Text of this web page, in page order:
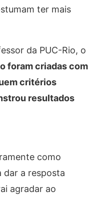
ter mais
da PUC-Rio, o
foram criadas com
critérios
resultados
como
dar a resposta
agradar ao